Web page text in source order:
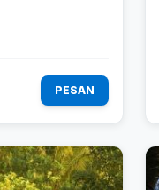
PESAN